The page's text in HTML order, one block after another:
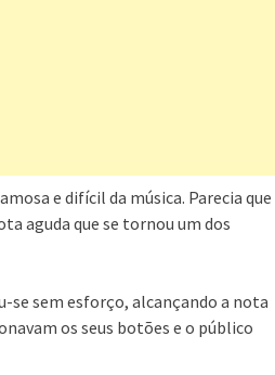
e difícil da música. Parecia que
aguda que se tornou um dos
se sem esforço, alcançando a nota
os seus botões e o público